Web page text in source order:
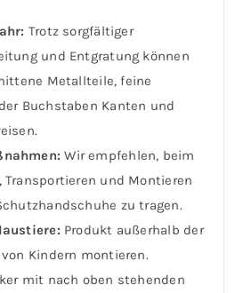
Trotz sorgfältiger
und Entgratung können
Metallteile, feine
Buchstaben Kanten und
Wir empfehlen, beim
Transportieren und Montieren
zu tragen.
Produkt außerhalb der
Kindern montieren.
mit nach oben stehenden